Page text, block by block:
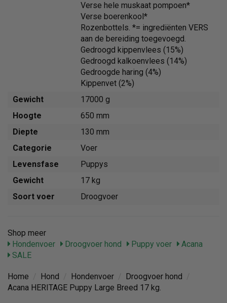
Verse hele muskaat pompoen*
Verse boerenkool*
Rozenbottels. *= ingrediënten VERS
aan de bereiding toegevoegd.
Gedroogd kippenvlees (15%)
Gedroogd kalkoenvlees (14%)
Gedroogde haring (4%)
Kippenvet (2%)
Gewicht
17000 g
Hoogte
650 mm
Diepte
130 mm
Categorie
Voer
Levensfase
Puppys
Gewicht
17 kg
Soort voer
Droogvoer
Shop meer
Hondenvoer
Droogvoer hond Puppy voer
Acana
SALE
Home Hond Hondenvoer Droogvoer hond
Acana HERITAGE Puppy Large Breed 17 kg.